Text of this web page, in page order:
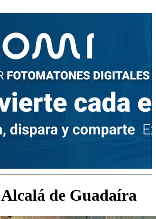
Alcalá de Guadaíra
Soy el asistente virtual de rocio.com.
¿En qué puedo ayudarte?
participan en la romería?